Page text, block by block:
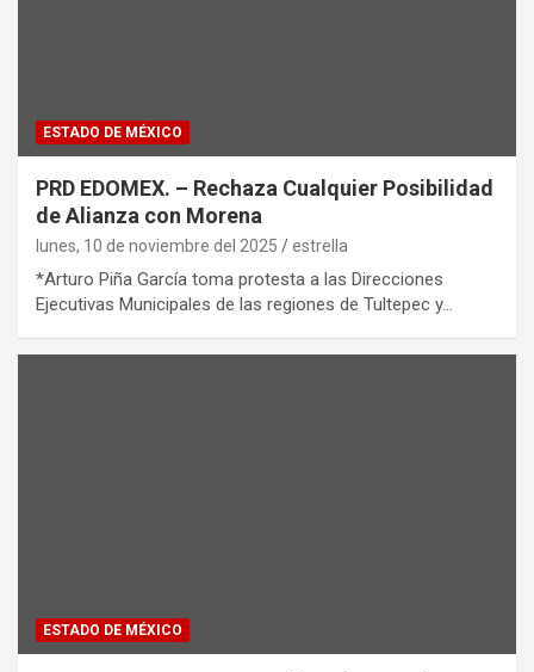
ESTADO DE MÉXICO
PRD EDOMEX. – Rechaza Cualquier Posibilidad
de Alianza con Morena
lunes, 10 de noviembre del 2025 estrella
*Arturo Piña García toma protesta a las Direcciones
Ejecutivas Municipales de las regiones de Tultepec y…
ESTADO DE MÉXICO